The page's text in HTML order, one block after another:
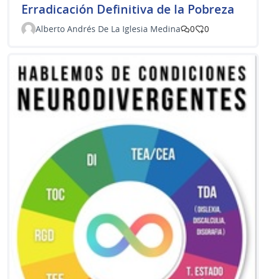
Erradicación Definitiva de la Pobreza
Alberto Andrés De La Iglesia Medina 0 0